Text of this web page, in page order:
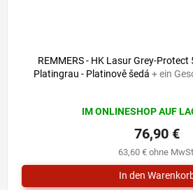
REMMERS - HK Lasur Grey-
Platingrau - Platinově šedá + ein
ist
5,0
von
5
IM ONLINESHOP AUF
63,60 € ohne
76,90 €